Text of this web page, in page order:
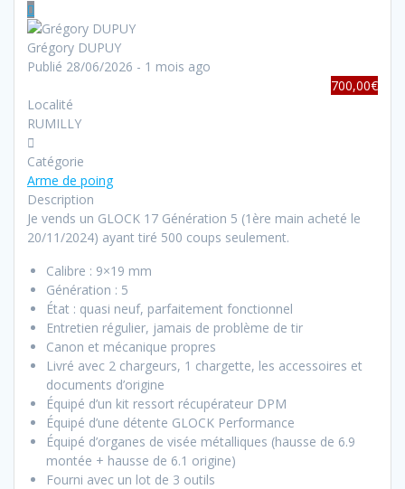
Grégory DUPUY
Publié 28/06/2026 - 1 mois ago
700,00€
Localité
RUMILLY
Catégorie
Arme de poing
Description
Je vends un GLOCK 17 Génération 5 (1ère main acheté le
20/11/2024) ayant tiré 500 coups seulement.
Calibre : 9×19 mm
Génération : 5
État : quasi neuf, parfaitement fonctionnel
Entretien régulier, jamais de problème de tir
Canon et mécanique propres
Livré avec 2 chargeurs, 1 chargette, les accessoires et
documents d’origine
Équipé d’un kit ressort récupérateur DPM
Équipé d’une détente GLOCK Performance
Équipé d’organes de visée métalliques (hausse de 6.9
montée + hausse de 6.1 origine)
Fourni avec un lot de 3 outils